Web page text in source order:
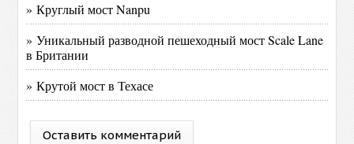
» Круглый мост Nanpu
» Уникальный разводной пешеходный мост Scale Lane
в Британии
» Крутой мост в Техасе
Оставить комментарий